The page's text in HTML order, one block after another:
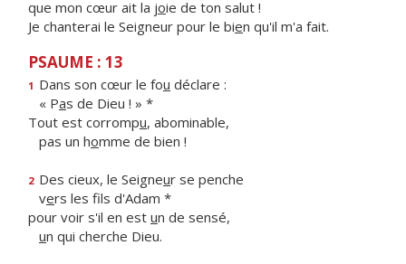
que mon cœur ait la joie de ton salut !
Je chanterai le Seigneur pour le bien qu'il m'a fait.
PSAUME : 13
1 Dans son cœur le fou déclare :
« Pas de Dieu ! » *
Tout est corrompu, abominable,
pas un homme de bien !
2 Des cieux, le Seigneur se penche
vers les fils d'Adam *
pour voir s'il en est un de sensé,
un qui cherche Dieu.